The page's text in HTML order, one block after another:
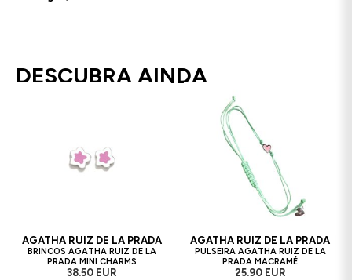
DESCUBRA AINDA
AGATHA RUIZ DE LA PRADA
BRINCOS AGATHA RUIZ DE LA
PRADA MINI CHARMS
38.50 EUR
AGATHA RUIZ DE LA PRADA
PULSEIRA AGATHA RUIZ DE LA
PRADA MACRAMÉ
25.90 EUR